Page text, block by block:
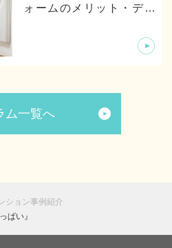
ォームのメリット・デメ
ム一覧へ
ション事例紹介
ぱい』